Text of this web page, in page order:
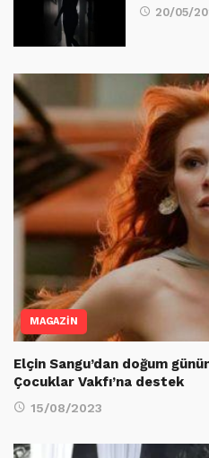
20/05/
MAGAZİN
Elçin Sangu’dan doğum
Çocuklar Vakfı’na destek
15/08/2023